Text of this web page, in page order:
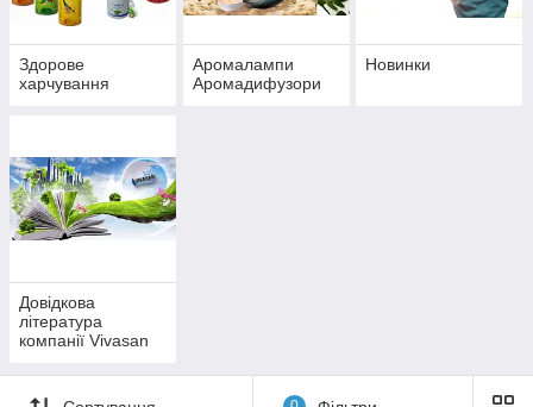
Здорове
харчування
Аромалампи
Аромадифузори
Новинки
Довідкова
література
компанії Vivasan